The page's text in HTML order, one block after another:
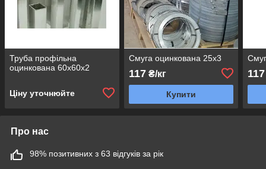
Труба профільна
оцинкована 60х60х2
Ціну уточнюйте
Смуга оцинкована 25х3
117₴/кг
Купити
117
Про нас
98% позитивних з 63 відгуків за рік